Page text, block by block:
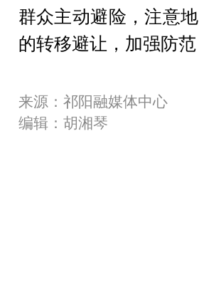
群众主动避险，注意
的转移避让，加强防
来源：祁阳融媒体中心
编辑：胡湘琴